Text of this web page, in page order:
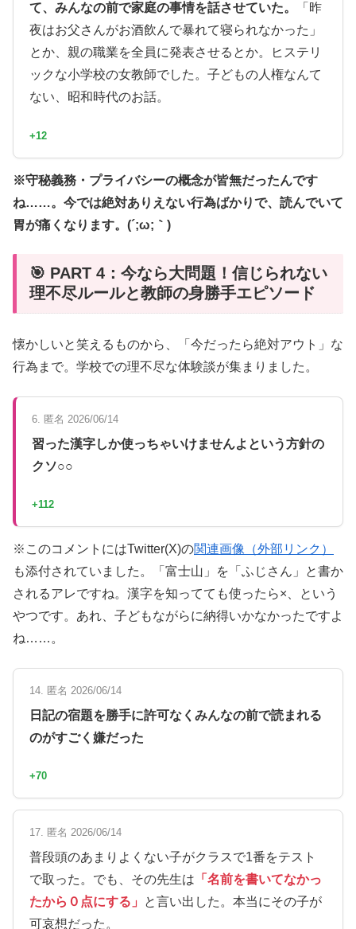
て、みんなの前で家庭の事情を話させていた。
「昨
夜はお父さんがお酒飲んで暴れて寝られなかった」
とか、親の職業を全員に発表させるとか。ヒステリ
ックな小学校の女教師でした。子どもの人権なんて
ない、昭和時代のお話。
+12
※守秘義務・プライバシーの概念が皆無だったんです
ね……。今では絶対ありえない行為ばかりで、読んでいて
胃が痛くなります。(´;ω;｀)
🎯 PART 4：今なら大問題！信じられない
理不尽ルールと教師の身勝手エピソード
懐かしいと笑えるものから、「今だったら絶対アウト」な
行為まで。学校での理不尽な体験談が集まりました。
6. 匿名 2026/06/14
習った漢字しか使っちゃいけませんよという方針の
クソ○○
+112
※このコメントにはTwitter(X)の関連画像（外部リンク）
も添付されていました。「富士山」を「ふじさん」と書か
されるアレですね。漢字を知ってても使ったら×、という
やつです。あれ、子どもながらに納得いかなかったですよ
ね……。
14. 匿名 2026/06/14
日記の宿題を勝手に許可なくみんなの前で読まれる
のがすごく嫌だった
+70
17. 匿名 2026/06/14
普段頭のあまりよくない子がクラスで1番をテスト
で取った。でも、その先生は 「名前を書いてなかっ
たから０点にする」
と言い出した。本当にその子が
可哀想だった。